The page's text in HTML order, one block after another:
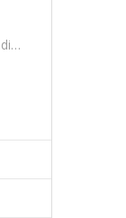
Máquina de moldeo de albóndigas